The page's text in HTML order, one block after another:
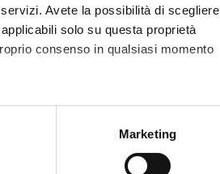
Avete la possibilità di scegliere
solo su questa proprietà
consenso in qualsiasi momento
di qualche metro,Marketing